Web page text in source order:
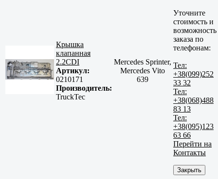
Крышка
клапанная
2.2CDI
Артикул:
0210171
Производитель:
TruckTec
Mercedes Sprinter,
Mercedes Vito
639
Уточните
стоимость и
возможность
заказа по
телефонам:
Тел:
+38(099)252
33 32
Тел:
+38(068)488
83 13
Тел:
+38(095)123
63 66
Перейти на
Контакты
Закрыть